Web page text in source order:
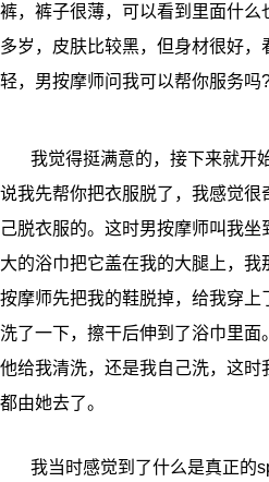
裤，裤子很薄，可以看到里面什
多岁，皮肤比较黑，但身材很好
轻，男按摩师问我可以帮你服务吗
我觉得挺满意的，接下来就开
说我先帮你把衣服脱了，我感觉很
己脱衣服的。这时男按摩师叫我
大的浴巾把它盖在我的大腿上，我
按摩师先把我的鞋脱掉，给我穿
洗了一下，擦干后伸到了浴巾里
他给我清洗，还是我自己洗，这
都由她去了。
我当时感觉到了什么是真正的